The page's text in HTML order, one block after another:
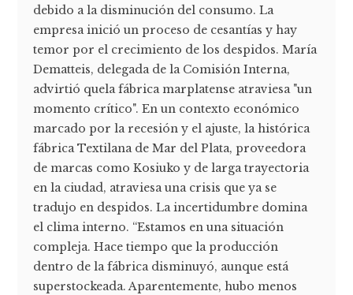
debido a la disminución del consumo. La
empresa inició un proceso de cesantías y hay
temor por el crecimiento de los despidos. María
Dematteis, delegada de la Comisión Interna,
advirtió quela fábrica marplatense atraviesa "un
momento crítico". En un contexto económico
marcado por la recesión y el ajuste, la histórica
fábrica Textilana de Mar del Plata, proveedora
de marcas como Kosiuko y de larga trayectoria
en la ciudad, atraviesa una crisis que ya se
tradujo en despidos. La incertidumbre domina
el clima interno. “Estamos en una situación
compleja. Hace tiempo que la producción
dentro de la fábrica disminuyó, aunque está
superstockeada. Aparentemente, hubo menos